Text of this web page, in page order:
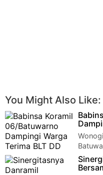
You Might Also Like:
menerima Bantuan